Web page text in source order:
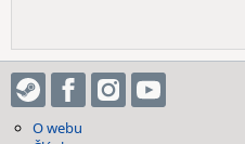
O webu